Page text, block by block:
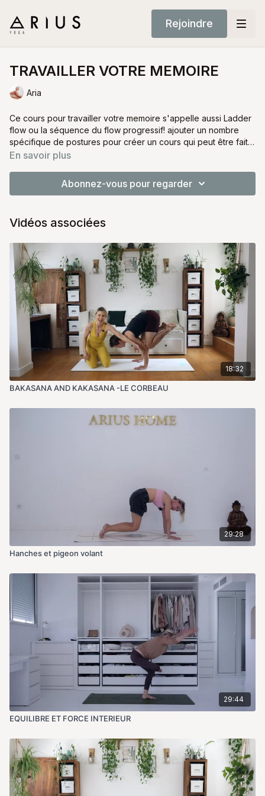
Rejoindre
TRAVAILLER VOTRE MEMOIRE
Aria
Ce cours pour travailler votre memoire s'appelle aussi Ladder
flow ou la séquence du flow progressif! ajouter un nombre
spécifique de postures pour créer un cours qui peut être fait
apres de mémoire comme une coree de danse.
préparez-vous à travailler votre mémoire et votre
En savoir plus
Abonnez-vous pour regarder
Vidéos associées
18:32
BAKASANA AND KAKASANA -LE CORBEAU
29:28
Hanches et pigeon volant
29:44
EQUILIBRE ET FORCE INTERIEUR